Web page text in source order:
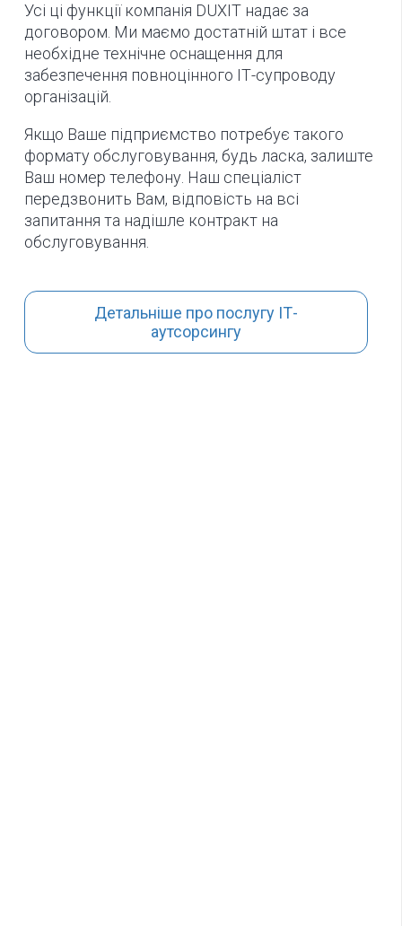
Усі ці функції компанія DUXIT надає за
договором. Ми маємо достатній штат і все
необхідне технічне оснащення для
забезпечення повноцінного ІТ-супроводу
організацій.
Якщо Ваше підприємство потребує такого
формату обслуговування, будь ласка, залиште
Ваш номер телефону. Наш спеціаліст
передзвонить Вам, відповість на всі
запитання та надішле контракт на
обслуговування.
Детальніше про послугу ІТ-
аутсорсингу